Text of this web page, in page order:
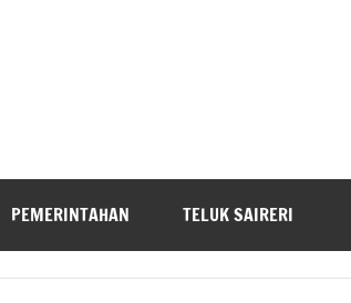
PEMERINTAHAN TELUK SAIRERI